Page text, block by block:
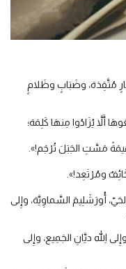
مُتَّقِدَة، وضَبَابٍ وظَلامٍ
يُزَادُوا مِنهَا كَلِمَة؛
مَسَّتِ الجَبَلَ تُرْجَم!».
ومُرْتَعِد!».
أُورَشَلِيمَ السَّماوِيَّة، وإِلى
اللهِ ديَّانِ الجَمِيع، وإِلى